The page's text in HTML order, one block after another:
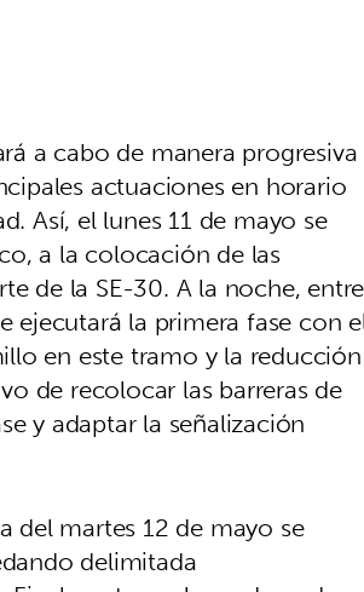
a cabo de manera progresiva
actuaciones en horario
Así, el lunes 11 de mayo se
a la colocación de las
de la SE-30. A la noche, entre
ejecutará la primera fase con
en este tramo y la reducción
de recolocar las barreras de
y adaptar la señalización
del martes 12 de mayo se
delimitada